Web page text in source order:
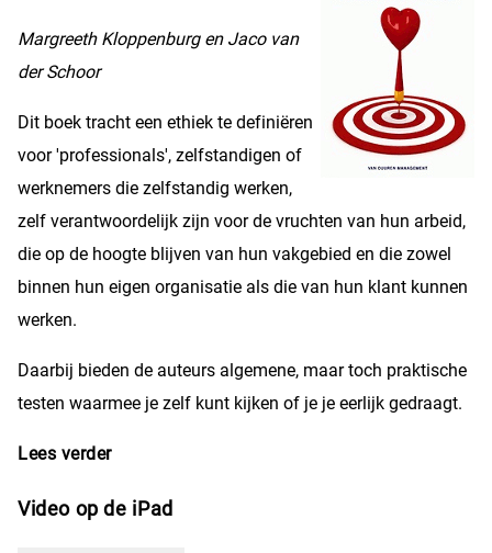
Margreeth Kloppenburg en Jaco van
der Schoor
Dit boek tracht een ethiek te definiëren
voor 'professionals', zelfstandigen of
werknemers die zelfstandig werken,
zelf verantwoordelijk zijn voor de vruchten van hun arbeid,
die op de hoogte blijven van hun vakgebied en die zowel
binnen hun eigen organisatie als die van hun klant kunnen
werken.
Daarbij bieden de auteurs algemene, maar toch praktische
testen waarmee je zelf kunt kijken of je je eerlijk gedraagt.
Lees verderover Boekrecensie: Eerlijk Scoren!
Video op de iPad